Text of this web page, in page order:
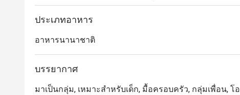
บุฟเฟต์อาหารเช้าไปจนถึงบาร์บีคิวริมหาดยามพระอาทิตย์
เมดิเตอร์เรเนียนเพื่อสุขภาพที่ทั้งอร่อยและส่งเสริมความยั่
อยู่ท่ามกลางสระว่ายน้ำลูกคลื่น และโซนโต๊ะกลางแจ้ง นอ
ประทานอาหาร
ประเภทอาหาร
อาหารนานาชาติ
บรรยากาศ
มาเป็นกลุ่ม, เหมาะสำหรับเด็ก, มื้อครอบครัว, กลุ่มเพื่อน, โ